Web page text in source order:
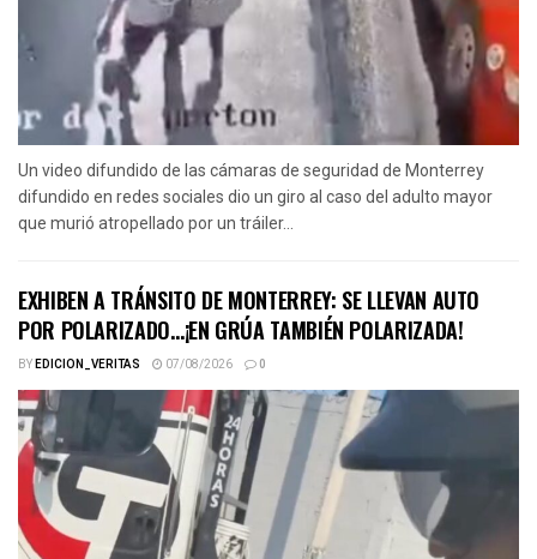
Un video difundido de las cámaras de seguridad de Monterrey
difundido en redes sociales dio un giro al caso del adulto mayor
que murió atropellado por un tráiler...
EXHIBEN A TRÁNSITO DE MONTERREY: SE LLEVAN AUTO
POR POLARIZADO…¡EN GRÚA TAMBIÉN POLARIZADA!
BYEDICION_VERITAS 07/08/2026 0